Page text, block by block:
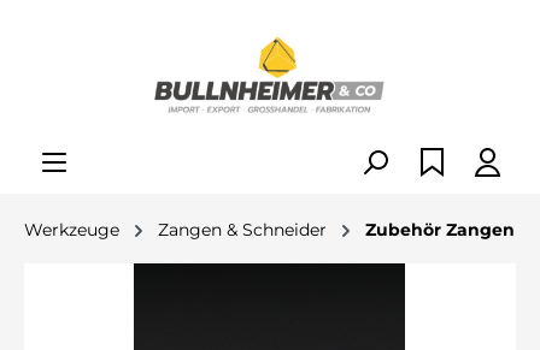
Werkzeuge Zangen & Schneider Zubehör Zangen